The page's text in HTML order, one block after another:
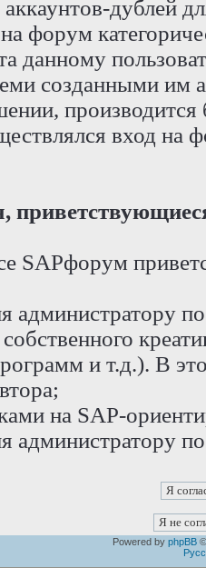
дублей
на форум
данному
созданными им
производится
вход на
SAPфорум
администратору
и т.д.). В
на SAP-
администратору
Powered by phpBB